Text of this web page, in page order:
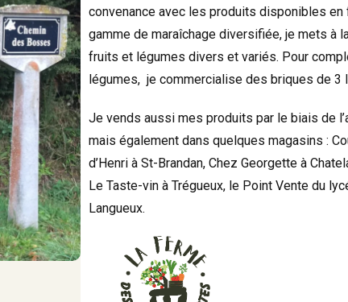
convenance avec les produits disponibles
gamme de maraîchage diversifiée, je mets à
fruits et légumes divers et variés. Pour
légumes, je commercialise des briques de 3
Je vends aussi mes produits par le biais de
mais également dans quelques magasins :
d’Henri à St-Brandan, Chez Georgette à
Le Taste-vin à Trégueux, le Point Vente du
Langueux.